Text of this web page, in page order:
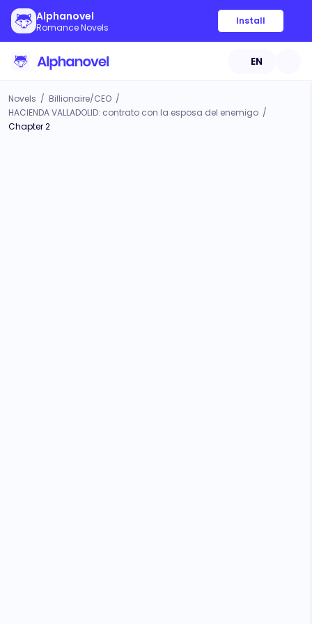
Alphanovel
Romance Novels
Install
EN
Novels / Billionaire/CEO /
HACIENDA VALLADOLID: contrato con la esposa del enemigo /
Chapter 2